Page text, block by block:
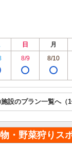
日 月
8/9 8/10
設のプラン一覧へ（1
・野菜狩りス